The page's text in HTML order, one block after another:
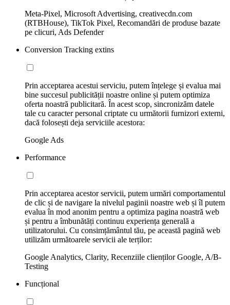
Meta-Pixel, Microsoft Advertising, creativecdn.com
(RTBHouse), TikTok Pixel, Recomandări de produse bazate
pe clicuri, Ads Defender
Conversion Tracking extins
Prin acceptarea acestui serviciu, putem înțelege și evalua mai
bine succesul publicității noastre online și putem optimiza
oferta noastră publicitară. În acest scop, sincronizăm datele
tale cu caracter personal criptate cu următorii furnizori externi,
dacă folosești deja serviciile acestora:
Google Ads
Performance
Prin acceptarea acestor servicii, putem urmări comportamentul
de clic și de navigare la nivelul paginii noastre web și îl putem
evalua în mod anonim pentru a optimiza pagina noastră web
și pentru a îmbunătăți continuu experiența generală a
utilizatorului. Cu consimțământul tău, pe această pagină web
utilizăm următoarele servicii ale terților:
Google Analytics, Clarity, Recenziile clienților Google, A/B-
Testing
Funcțional